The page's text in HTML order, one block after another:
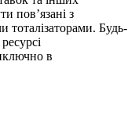
пов’язані з
тоталізаторами. Будь-
в